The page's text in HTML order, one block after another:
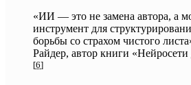
«ИИ — это не замена автора, а
инструмент для
борьбы со страхом чистого
Райдер, автор книги
[6]